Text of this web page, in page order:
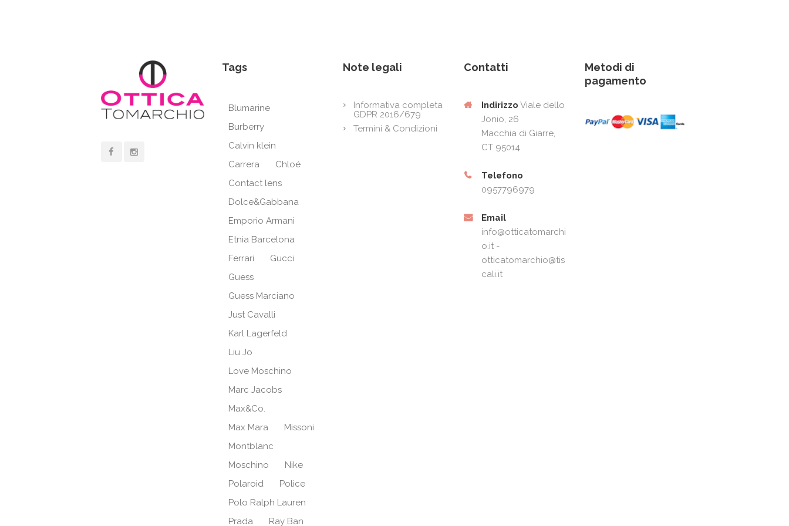
Tags
Blumarine
Burberry
Calvin klein
Carrera
Chloé
Contact lens
Dolce&Gabbana
Emporio Armani
Etnia Barcelona
Ferrari
Gucci
Guess
Guess Marciano
Just Cavalli
Karl Lagerfeld
Liu Jo
Love Moschino
Marc Jacobs
Max&Co.
Max Mara
Missoni
Montblanc
Moschino
Nike
Polaroid
Police
Polo Ralph Lauren
Prada
Ray Ban
Note legali
Informativa completa
GDPR 2016/679
Termini & Condizioni
Contatti
Indirizzo Viale dello
Jonio, 26
Macchia di Giarre,
CT 95014
Telefono
0957796979
Email
info@otticatomarchi
o.it -
otticatomarchio@tis
cali.it
Metodi di
pagamento